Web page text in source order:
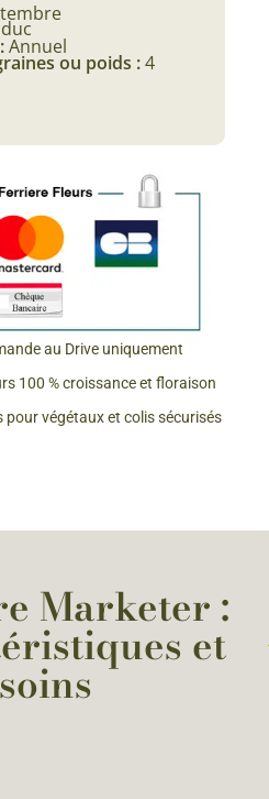
Annuel
ou poids :4
au Drive uniquement
100 % croissance et floraison
pour végétaux et colis sécurisés
Marketer :
et